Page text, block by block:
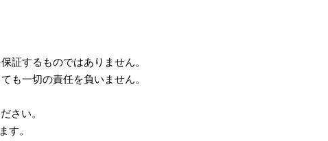
証するものではありません。
も一切の責任を負いません。
さい。
す。